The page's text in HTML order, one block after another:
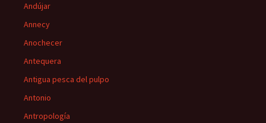
Andújar
Annecy
Anochecer
Antequera
Antigua pesca del pulpo
Antonio
Antropología